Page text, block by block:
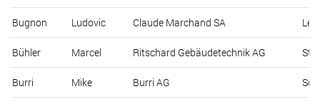
Bugnon Ludovic Claude Marchand SA Le
Bühler Marcel Ritschard Gebäudetechnik AG
Burri Mike Burri AG